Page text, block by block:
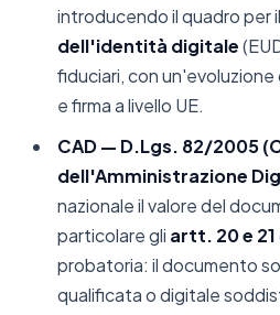
introducendo il quadro per il
dell'identità digitale
fiduciari, con
e firma a livello UE.
CAD — D.Lgs. 82/2005
dell'Amministrazione
nazionale il valore del
particolare gli artt. 20 e 21
probatoria: il documento
qualificata o digitale